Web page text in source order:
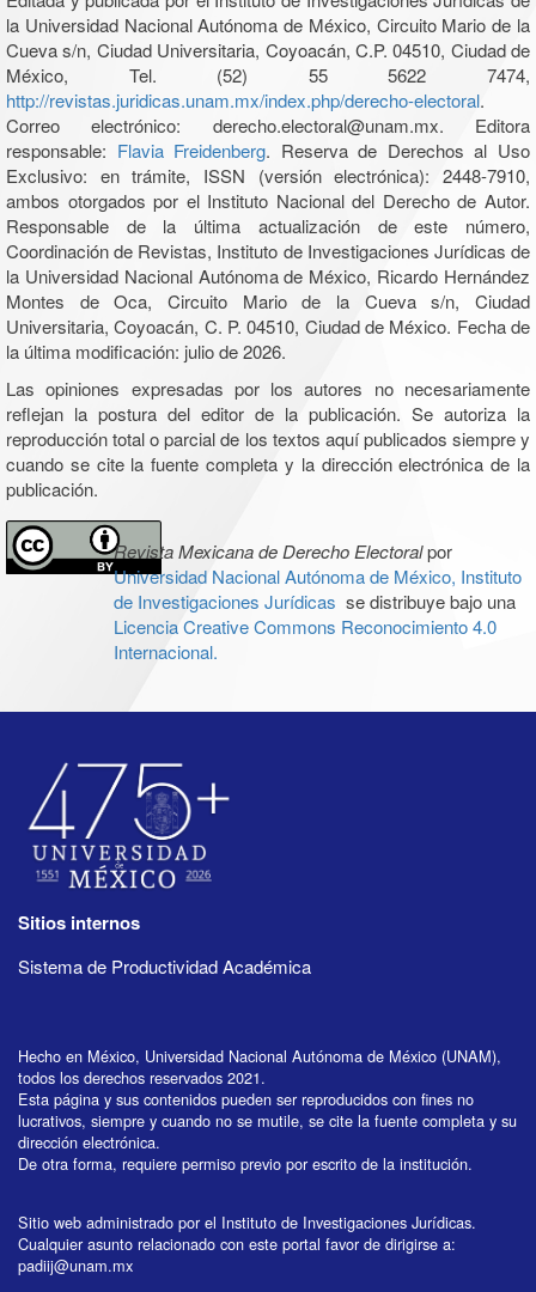
la Universidad Nacional Autónoma de México, Circuito Mario de la
Cueva s/n, Ciudad Universitaria, Coyoacán, C.P. 04510, Ciudad de
México, Tel. (52) 55 5622 7474,
http://revistas.juridicas.unam.mx/index.php/derecho-electoral.
Correo electrónico: derecho.electoral@unam.mx. Editora
responsable: Flavia Freidenberg. Reserva de Derechos al Uso
Exclusivo: en trámite, ISSN (versión electrónica): 2448-7910,
ambos otorgados por el Instituto Nacional del Derecho de Autor.
Responsable de la última actualización de este número,
Coordinación de Revistas, Instituto de Investigaciones Jurídicas de
la Universidad Nacional Autónoma de México, Ricardo Hernández
Montes de Oca, Circuito Mario de la Cueva s/n, Ciudad
Universitaria, Coyoacán, C. P. 04510, Ciudad de México. Fecha de
la última modificación: julio de 2026.
Las opiniones expresadas por los autores no necesariamente
reflejan la postura del editor de la publicación. Se autoriza la
reproducción total o parcial de los textos aquí publicados siempre y
cuando se cite la fuente completa y la dirección electrónica de la
publicación.
Revista Mexicana de Derecho Electoralpor
Universidad Nacional Autónoma de México, Instituto
de Investigaciones Jurídicas se distribuye bajo una
Licencia Creative Commons Reconocimiento 4.0
Internacional.
Sitios internos
Sistema de Productividad Académica
Hecho en México, Universidad Nacional Autónoma de México (UNAM),
todos los derechos reservados 2021.
Esta página y sus contenidos pueden ser reproducidos con fines no
lucrativos, siempre y cuando no se mutile, se cite la fuente completa y su
dirección electrónica.
De otra forma, requiere permiso previo por escrito de la institución.
Sitio web administrado por el Instituto de Investigaciones Jurídicas.
Cualquier asunto relacionado con este portal favor de dirigirse a:
padiij@unam.mx